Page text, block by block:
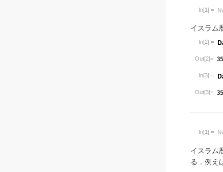
In[1]:=
Wolfram
イスラム
In[2]:=
Wolfram
Out[2]=
In[3]:=
Wolfram
Out[3]=
In[1]:=
Wolfram
イスラム
る．例え